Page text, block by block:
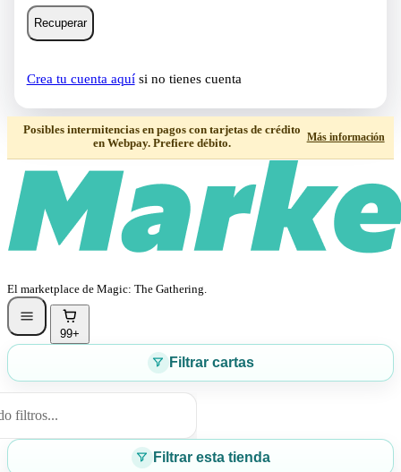
Recuperar
Crea tu cuenta aquísi no tienes cuenta
Posibles intermitencias en pagos con tarjetas de crédito
en Webpay. Prefiere débito.
Más información
El marketplace de Magic: The Gathering.
99+
Filtrar cartas
filtros...
Filtrar esta tienda